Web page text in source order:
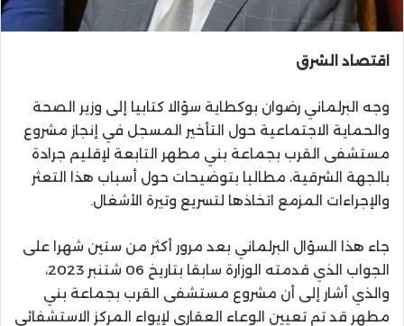
اقتصاد الشرق
وجه البرلماني رضوان بوكطاية سؤالا كتابيا إلى وزير الصحة
والحماية الاجتماعية حول التأخير المسجل في إنجاز مشروع
مستشفى القرب بجماعة بني مطهر التابعة لإقليم جرادة
بالجهة الشرقية، مطالبا بتوضيحات حول أسباب هذا التعثر
والإجراءات المزمع اتخاذها لتسريع وتيرة الأشغال.
جاء هذا السؤال البرلماني بعد مرور أكثر من ستين شهرا على
الجواب الذي قدمته الوزارة سابقا بتاريخ 06 شتنبر 2023،
والذي أشار إلى أن مشروع مستشفى القرب بجماعة بني
مطهر قد تم تعيين الوعاء العقاري لإيواء المركز الاستشفائي